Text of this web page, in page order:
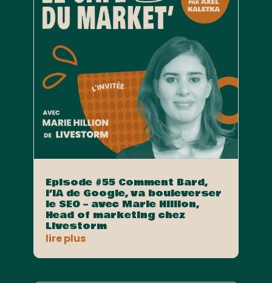
Episode #55 Comment Bard,
l’IA de Google, va bouleverser
le SEO – avec Marie Hillion,
Head of marketing chez
Livestorm
lire plus